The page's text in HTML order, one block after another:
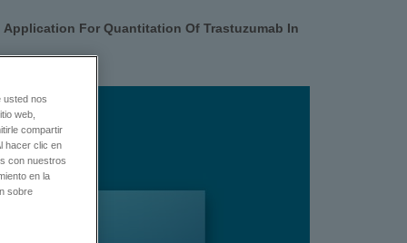
For Quantitation Of Trastuzumab In
usted nos
web,
compartir
hacer clic en
con nuestros
en la
sobre